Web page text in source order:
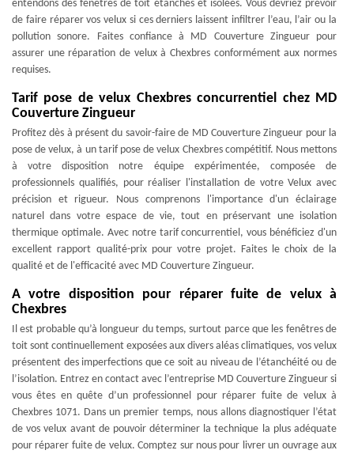
entendons des fenêtres de toit étanches et isolées. Vous devriez prévoir
de faire réparer vos velux si ces derniers laissent infiltrer l’eau, l’air ou la
pollution sonore. Faites confiance à MD Couverture Zingueur pour
assurer une réparation de velux à Chexbres conformément aux normes
requises.
Tarif pose de velux Chexbres concurrentiel chez MD
Couverture Zingueur
Profitez dès à présent du savoir-faire de MD Couverture Zingueur pour la
pose de velux, à un tarif pose de velux Chexbres compétitif. Nous mettons
à votre disposition notre équipe expérimentée, composée de
professionnels qualifiés, pour réaliser l'installation de votre Velux avec
précision et rigueur. Nous comprenons l'importance d'un éclairage
naturel dans votre espace de vie, tout en préservant une isolation
thermique optimale. Avec notre tarif concurrentiel, vous bénéficiez d'un
excellent rapport qualité-prix pour votre projet. Faites le choix de la
qualité et de l'efficacité avec MD Couverture Zingueur.
A votre disposition pour réparer fuite de velux à
Chexbres
Il est probable qu’à longueur du temps, surtout parce que les fenêtres de
toit sont continuellement exposées aux divers aléas climatiques, vos velux
présentent des imperfections que ce soit au niveau de l’étanchéité ou de
l’isolation. Entrez en contact avec l’entreprise MD Couverture Zingueur si
vous êtes en quête d’un professionnel pour réparer fuite de velux à
Chexbres 1071. Dans un premier temps, nous allons diagnostiquer l’état
de vos velux avant de pouvoir déterminer la technique la plus adéquate
pour réparer fuite de velux. Comptez sur nous pour livrer un ouvrage aux